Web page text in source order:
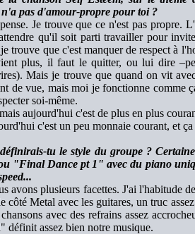
pas d'amour-propre pour toi ?
Je trouve que ce n'est pas propre.
qu'il soit parti travailler pour
trouve que c'est manquer de respect à
plus, il faut le quitter, ou lui dire
Mais je trouve que quand on vit
de vue, mais moi je fonctionne comme
soi-même.
aujourd'hui c'est de plus en plus
c'est un peu monnaie courant, et
tu le style du groupe ?
"Final Dance pt 1" avec du piano
avons plusieurs facettes. J'ai l'habitude
côté Metal avec les guitares, un truc
avec des refrains assez
définit assez bien notre musique.